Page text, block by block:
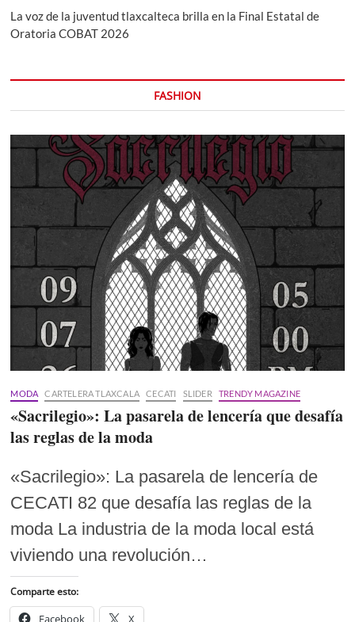
La voz de la juventud tlaxcalteca brilla en la Final Estatal de
Oratoria COBAT 2026
FASHION
MODA CARTELERA TLAXCALA CECATI SLIDER TRENDY MAGAZINE
«Sacrilegio»: La pasarela de lencería que desafía
las reglas de la moda
«Sacrilegio»: La pasarela de lencería de
CECATI 82 que desafía las reglas de la
moda La industria de la moda local está
viviendo una revolución…
Comparte esto:
Facebook X